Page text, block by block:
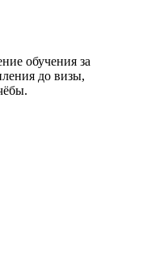
обучения за
до визы,